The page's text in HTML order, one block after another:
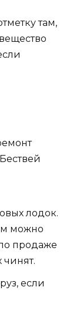
там,
лодок.
можно
продаже
чинят.
если